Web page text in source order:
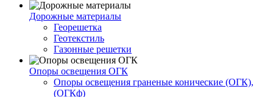
Дорожные материалы
Георешетка
Геотекстиль
Газонные решетки
Опоры освещения ОГК
Опоры освещения граненые конические (ОГК),
(ОГКф)